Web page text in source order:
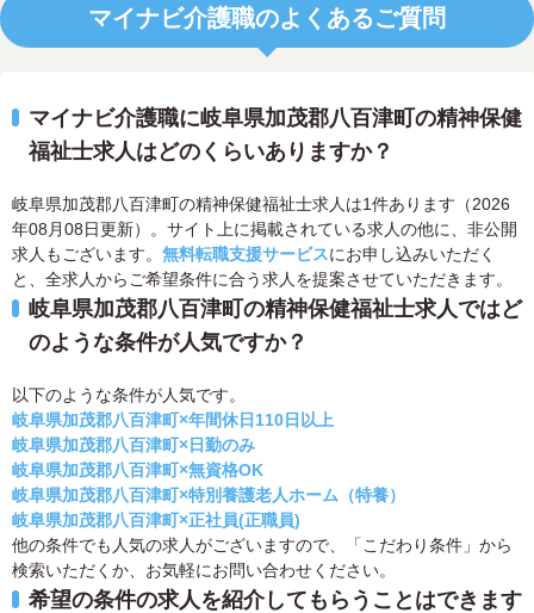
マイナビ介護職のよくあるご質問
マイナビ介護職に岐阜県加茂郡八百津町の精神保健
福祉士求人はどのくらいありますか？
岐阜県加茂郡八百津町の精神保健福祉士求人は1件あります（2026
年08月08日更新）。サイト上に掲載されている求人の他に、非公開
求人もございます。 無料転職支援サービスにお申し込みいただく
と、全求人からご希望条件に合う求人を提案させていただきます。
岐阜県加茂郡八百津町の精神保健福祉士求人ではど
のような条件が人気ですか？
以下のような条件が人気です。
岐阜県加茂郡八百津町×年間休日110日以上
岐阜県加茂郡八百津町×日勤のみ
岐阜県加茂郡八百津町×無資格OK
岐阜県加茂郡八百津町×特別養護老人ホーム（特養）
岐阜県加茂郡八百津町×正社員(正職員)
他の条件でも人気の求人がございますので、「こだわり条件」から
検索いただくか、お気軽にお問い合わせください。
希望の条件の求人を紹介してもらうことはできます